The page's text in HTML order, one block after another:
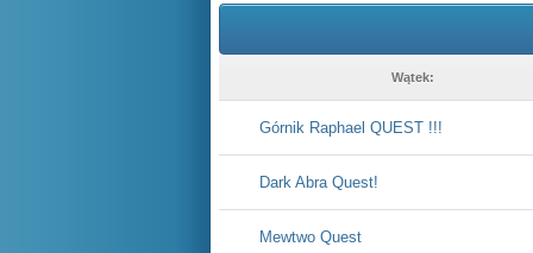
Wątek:
Górnik Raphael QUEST !!!
Dark Abra Quest!
Mewtwo Quest